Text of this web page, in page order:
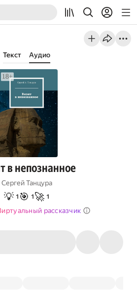
Текст Аудио
в непознанное
Сергей Танцура
💡 1 🎯 1 🚀 1
рассказчик